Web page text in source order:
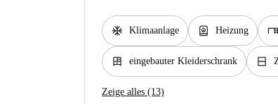
ac_unit Klimaanlage water_heater Heizung desk
dresser eingebauter Kleiderschrank window_closed
Zeige alles (13)